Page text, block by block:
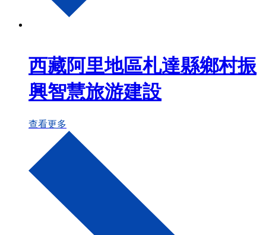
西藏阿里地區札達縣鄉村振
興智慧旅游建設
查看更多